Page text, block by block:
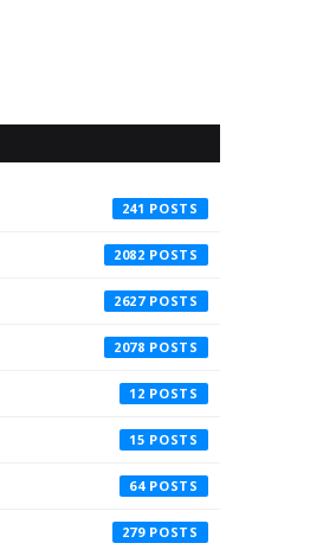
241
2082
2627
2078
12
15
64
279